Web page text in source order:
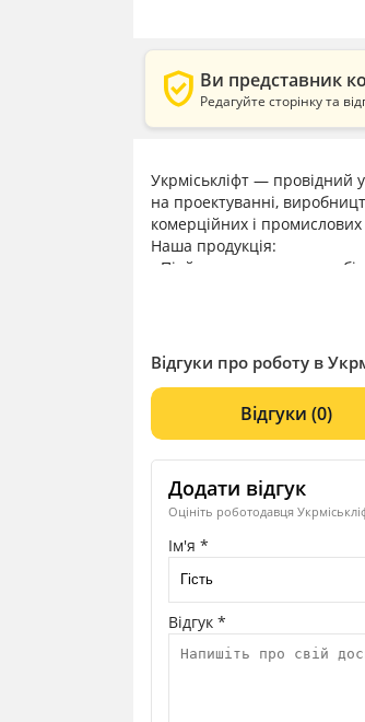
verified_user Ви представник
Редагуйте сторінку та
Укрміськліфт — провідний
на проектуванні,
комерційних і промислових
Наша продукція:
• Підйомники для
• Вантажні підйомники —
Відгуки про роботу в
Відгуки (0)
Додати відгук
Оцініть роботодавця
Ім'я *
Відгук *